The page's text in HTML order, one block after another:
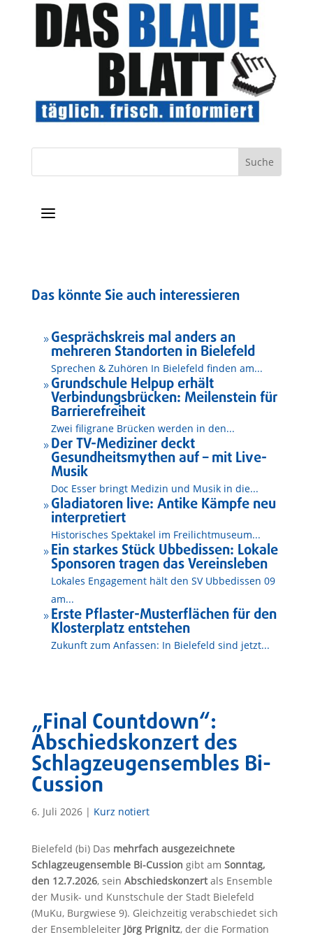
a
Das könnte Sie auch interessieren
9 Gesprächskreis mal anders an
mehreren Standorten in Bielefeld
Sprechen & Zuhören In Bielefeld finden am...
9 Grundschule Helpup erhält
Verbindungsbrücken: Meilenstein für
Barrierefreiheit
Zwei filigrane Brücken werden in den...
9 Der TV-Mediziner deckt
Gesundheitsmythen auf – mit Live-
Musik
Doc Esser bringt Medizin und Musik in die...
9 Gladiatoren live: Antike Kämpfe neu
interpretiert
Historisches Spektakel im Freilichtmuseum...
9 Ein starkes Stück Ubbedissen: Lokale
Sponsoren tragen das Vereinsleben
Lokales Engagement hält den SV Ubbedissen 09
am...
9 Erste Pflaster-Musterflächen für den
Klosterplatz entstehen
Zukunft zum Anfassen: In Bielefeld sind jetzt...
„Final Countdown“:
Abschiedskonzert des
Schlagzeugensembles Bi-
Cussion
6. Juli 2026| Kurz notiert
Bielefeld (bi) Das mehrfach ausgezeichnete
Schlagzeugensemble Bi-Cussion gibt am Sonntag,
den 12.7.2026, sein Abschiedskonzertals Ensemble
der Musik- und Kunstschule der Stadt Bielefeld
(MuKu, Burgwiese 9). Gleichzeitig verabschiedet sich
der Ensembleleiter Jörg Prignitz, der die Formation